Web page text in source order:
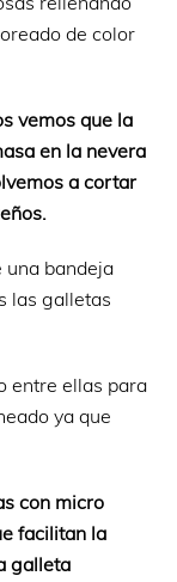
de color
vemos que la
en la nevera
a cortar
una bandeja
las galletas
entre ellas para
ya que
con micro
facilitan la
galleta